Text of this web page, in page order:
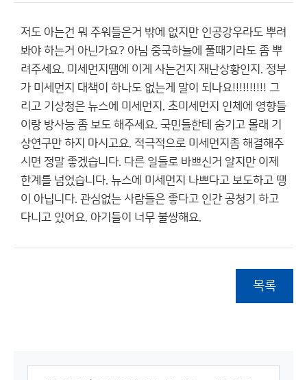
저도 아는건 뭐 주워들은거 밖에 없지만 인공강우라도 뿌려
봐야 하는거 아닌가요? 아님 중국하늘에 풀때기라도 좀 뿌
려주세요. 미세먼지땜에 이게 사는건지 재난상황인지. 정부
가 미세먼지 대책이 하나도 없는게 말이 되나요!!!!!!!!!! 그
리고 기상청은 뉴스에 미세먼지. 초미세먼지 인체에 영향들
이랑 방사능 좀 보도 해주세요. 국민들한테 숨기고 몰래 기
상연구만 하지 마시고요. 적극적으로 미세먼지좀 해결해주
시면 정말 좋겠습니다. 다른 일들로 바쁘신거 알지만 이제
한계를 넘었습니다. 뉴스에 미세먼지 나쁘다고 보도하고 땡
이 아닙니다. 관심없는 사람들은 좋다고 인간 공청기 하고
다니고 있어요. 아기들이 너무 불쌍해요.
목록